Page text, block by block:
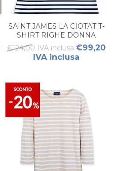
SAINT JAMES LA CIOTAT T-
SHIRT RIGHE DONNA
€124,00 IVA inclusa €99,20
IVA inclusa